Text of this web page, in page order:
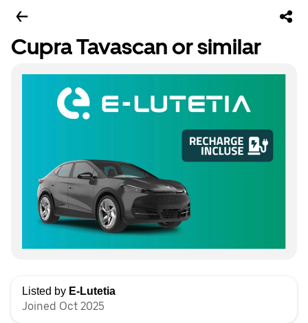
Cupra Tavascan or similar
Listed by E-Lutetia
Joined Oct 2025